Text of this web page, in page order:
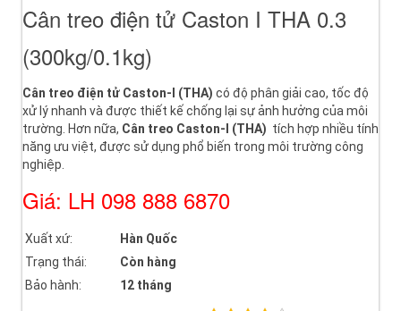
Cân treo điện tử Caston I THA 0.3
(300kg/0.1kg)
Cân treo điện tử Caston-I (THA) có độ phân giải cao, tốc độ
xử lý nhanh và được thiết kế chống lại sự ảnh hưởng của môi
trường. Hơn nữa, Cân treo Caston-I (THA) tích hợp nhiều tính
năng ưu việt, được sử dụng phổ biến trong môi trường công
nghiệp.
Giá: LH 098 888 6870
Xuất xứ:
Hàn Quốc
Trạng thái:
Còn hàng
Bảo hành:
12 tháng